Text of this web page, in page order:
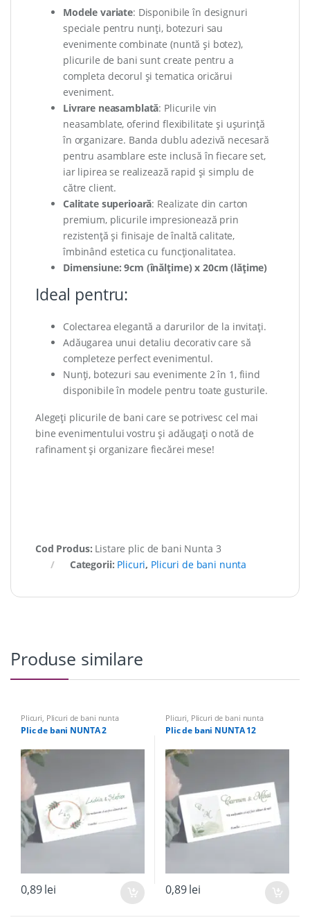
Modele variate: Disponibile în designuri
speciale pentru nunți, botezuri sau
evenimente combinate (nuntă și botez),
plicurile de bani sunt create pentru a
completa decorul și tematica oricărui
eveniment.
Livrare neasamblată: Plicurile vin
neasamblate, oferind flexibilitate și ușurință
în organizare. Banda dublu adezivă necesară
pentru asamblare este inclusă în fiecare set,
iar lipirea se realizează rapid și simplu de
către client.
Calitate superioară: Realizate din carton
premium, plicurile impresionează prin
rezistență și finisaje de înaltă calitate,
îmbinând estetica cu funcționalitatea.
Dimensiune: 9cm (înălțime) x 20cm (lățime)
Ideal pentru:
Colectarea elegantă a darurilor de la invitați.
Adăugarea unui detaliu decorativ care să
completeze perfect evenimentul.
Nunți, botezuri sau evenimente 2 în 1, fiind
disponibile în modele pentru toate gusturile.
Alegeți plicurile de bani care se potrivesc cel mai
bine evenimentului vostru și adăugați o notă de
rafinament și organizare fiecărei mese!
Cod Produs: Listare plic de bani Nunta 3
Categorii: Plicuri, Plicuri de bani nunta
Produse similare
Plicuri Plicuri de bani nunta
Plic de bani NUNTA 2
0,89lei
Plicuri Plicuri de bani nunta
Plic de bani NUNTA 12
0,89lei